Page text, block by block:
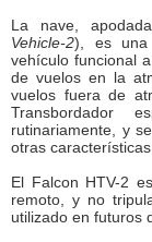
La nave,
Vehicle-2), es una
vehículo funcional
de vuelos en la
vuelos fuera de
Transbordador
rutinariamente, y
otras características
El Falcon HTV-2
remoto, y no
utilizado en futuros